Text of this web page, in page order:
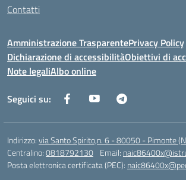
Contatti
Amministrazione TrasparentePrivacy Policy
Dichiarazione di accessibilitàObiettivi di
Note legaliAlbo online
Seguici su:
Indirizzo:via Santo Spirito,n. 6 - 80050 - Pimonte
Centralino:0818792130 Email:
Posta elettronica certificata (PEC):